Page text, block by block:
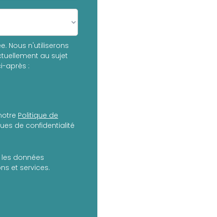
Nous n'utiliserons
au sujet
après :
Politique de
de confidentialité
données
et services.